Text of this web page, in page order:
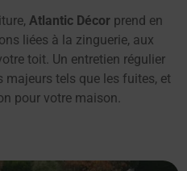
Atlantic Décor prend en
liées à la zinguerie, aux
toit. Un entretien régulier
majeurs tels que les fuites, et
pour votre maison.